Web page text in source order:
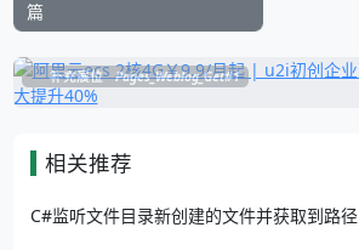
篇
补充展位 Pages_Weblog_Get#1
相关推荐
C#监听文件目录新创建的文件并获取到路径